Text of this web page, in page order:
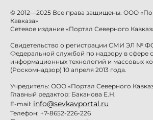
© 2012—2025 Все права защищены. ООО
Кавказа»
Сетевое издание «Портал Северного
Свидетельство о регистрации СМИ ЭЛ №
Федеральной службой по надзору в сфере
информационных технологий и массовых
(Роскомнадзор) 10 апреля 2013 года.
Учредитель: ООО «Портал Северного
Главный редактор: Баканова Е.Н.
E-mail: info@sevkavportal.ru
Телефон: +7-8652-226-226